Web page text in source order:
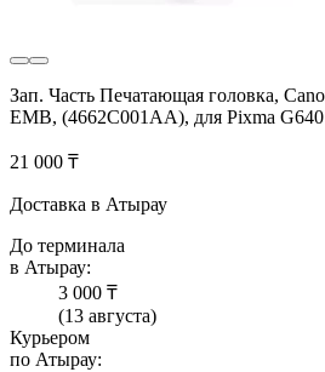
Зап. Часть Печатающая головка,
EMB, (4662C001AA), для Pixma G640
21 000 ₸
Доставка в Атырау
До терминала
в Атырау:
3 000 ₸
(13 августа)
Курьером
по Атырау: